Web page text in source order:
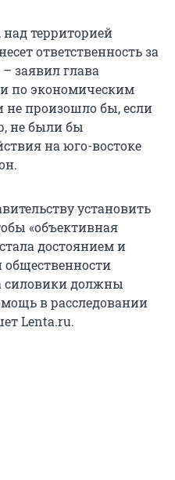
над территорией
ответственность за
заявил глава
по экономическим
не произошло бы, если
не были бы
на юго-востоке
установить
«объективная
достоянием и
силовики должны
в расследовании
Lenta.ru.